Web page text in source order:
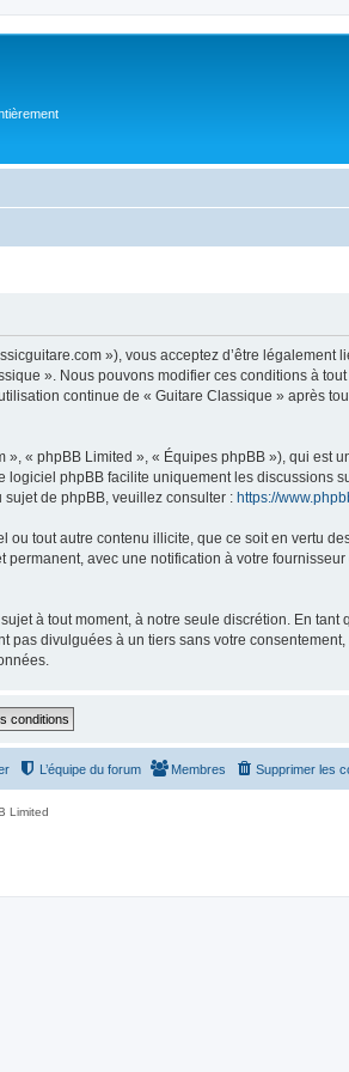
»), vous acceptez d’être légalement
». Nous pouvons modifier ces conditions à
continue de « Guitare Classique » après
« phpBB Limited », « Équipes phpBB »), qui est
logiciel phpBB facilite uniquement les discussions
de phpBB, veuillez consulter : https://
tout autre contenu illicite, que ce soit en vertu
avec une notification à votre fournisseur
à tout moment, à notre seule discrétion. En tant
divulguées à un tiers sans votre
Supprimer les
Membres
L’équipe du forum
Limited